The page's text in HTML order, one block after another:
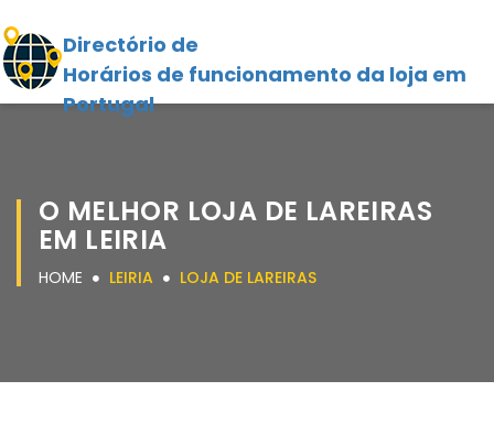
Directório de
Horários de funcionamento da loja em
Portugal
O MELHOR LOJA DE LAREIRAS
EM LEIRIA
HOME LEIRIA LOJA DE LAREIRAS